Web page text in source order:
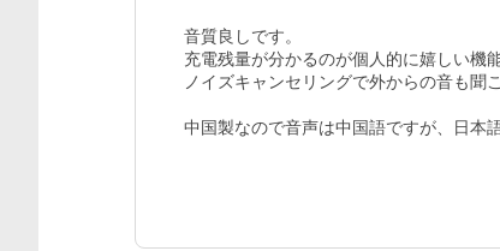
音質良しです。
充電残量が分かるのが個人的に嬉しい機能
ノイズキャンセリングで外からの音も聞
中国製なので音声は中国語ですが、日本